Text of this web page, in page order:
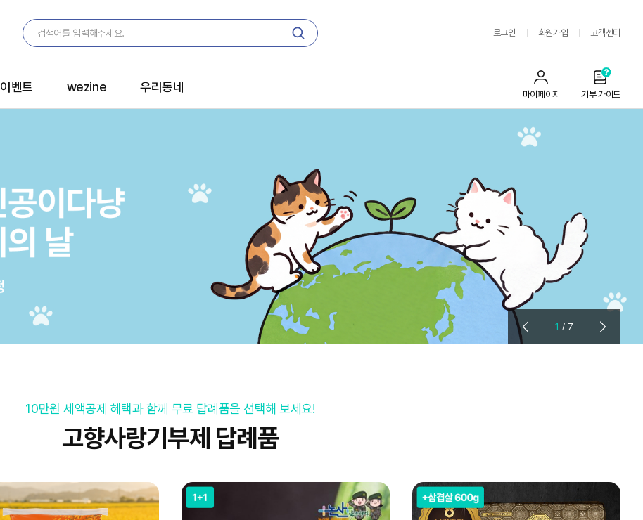
로그인 회원가입 고객센터
이벤트 wezine 우리동네
마이페이지 기부 가이드
1 / 7
10만원 세액공제 혜택과 함께 무료 답례품을 선택해 보세요!
고향사랑기부제 답례품